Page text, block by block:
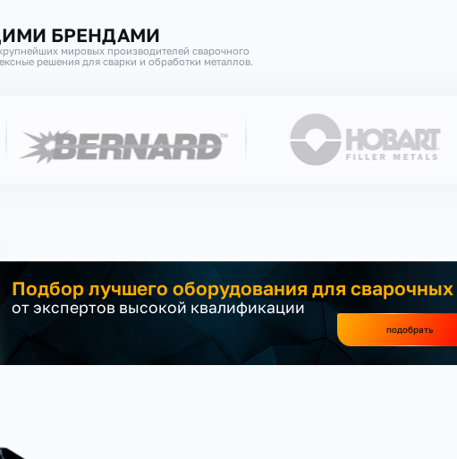
БРЕНДАМИ
мировых производителей сварочного
решения для сварки и обработки металлов.
Подбор лучшего оборудования для сварочных
от экспертов высокой квалификации
подобрать